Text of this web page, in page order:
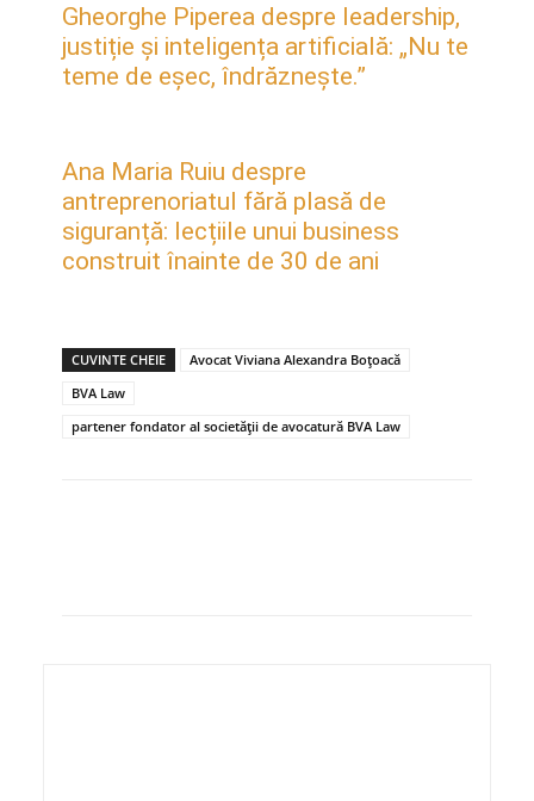
Gheorghe Piperea despre leadership,
justiție și inteligența artificială: „Nu te
teme de eșec, îndrăznește.”
Ana Maria Ruiu despre
antreprenoriatul fără plasă de
siguranță: lecțiile unui business
construit înainte de 30 de ani
CUVINTE CHEIE
Avocat Viviana Alexandra Boțoacă
BVA Law
partener fondator al societății de avocatură BVA Law